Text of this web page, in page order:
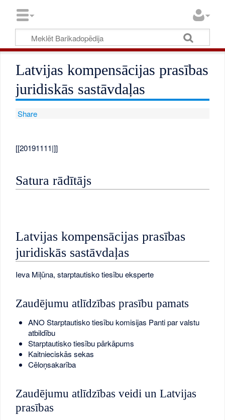
Latvijas kompensācijas prasības
juridiskās sastāvdaļas
Share
[[20191111|]]
Satura rādītājs
Latvijas kompensācijas prasības
juridiskās sastāvdaļas
Ieva Miļūna, starptautisko tiesību eksperte
Zaudējumu atlīdzības prasību pamats
ANO Starptautisko tiesību komisijas Panti par valstu
atbildību
Starptautisko tiesību pārkāpums
Kaitnieciskās sekas
Cēloņsakarība
Zaudējumu atlīdzības veidi un Latvijas
prasības